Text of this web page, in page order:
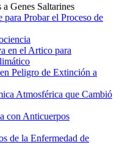
Genes Saltarines
Probar el Proceso de
en el Artico para
Peligro de Extinción a
Atmosférica que Cambió
con Anticuerpos
de la Enfermedad de